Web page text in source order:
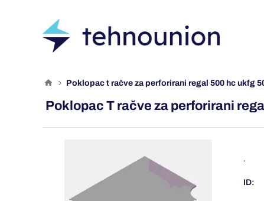
poklopac t račve za perforirani regal 500 hc ukfg
Poklopac T račve za perforirani
.
ID: